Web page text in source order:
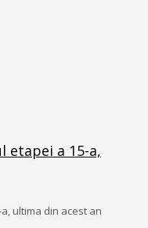
etapei a 15-a,
a, ultima din acest an